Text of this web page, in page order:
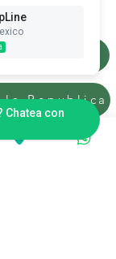
la Republica
Chatea con